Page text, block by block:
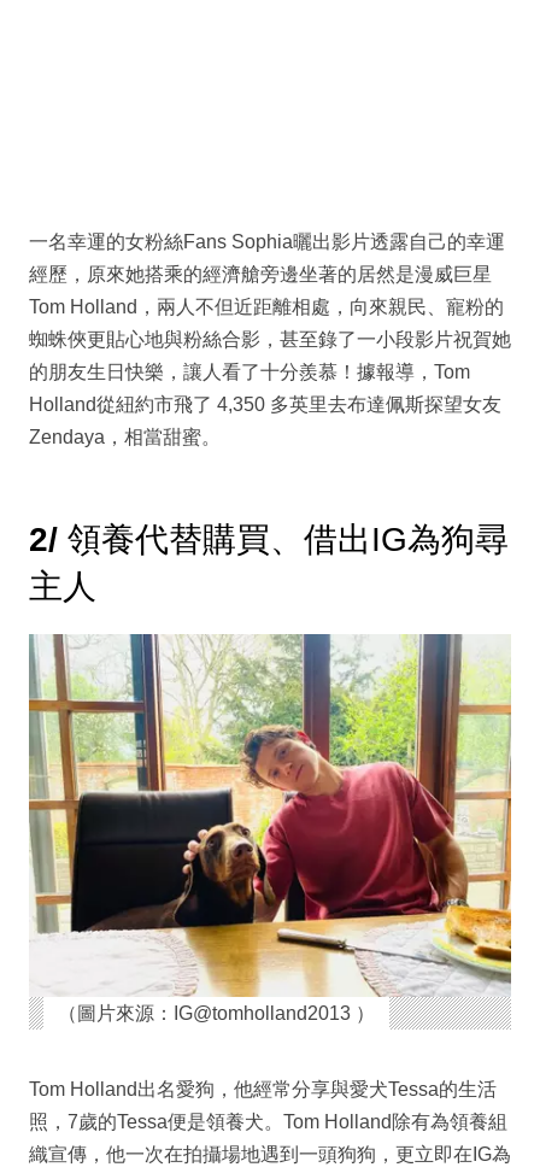
一名幸運的女粉絲Fans Sophia曬出影片透露自己的幸運
經歷，原來她搭乘的經濟艙旁邊坐著的居然是漫威巨星
Tom Holland，兩人不但近距離相處，向來親民、寵粉的
蜘蛛俠更貼心地與粉絲合影，甚至錄了一小段影片祝賀她
的朋友生日快樂，讓人看了十分羨慕！據報導，Tom
Holland從紐約市飛了 4,350 多英里去布達佩斯探望女友
Zendaya，相當甜蜜。
2/ 領養代替購買、借出IG為狗尋
主人
（圖片來源：IG@tomholland2013 ）
Tom Holland出名愛狗，他經常分享與愛犬Tessa的生活
照，7歲的Tessa便是領養犬。Tom Holland除有為領養組
織宣傳，他一次在拍攝場地遇到一頭狗狗，更立即在IG為